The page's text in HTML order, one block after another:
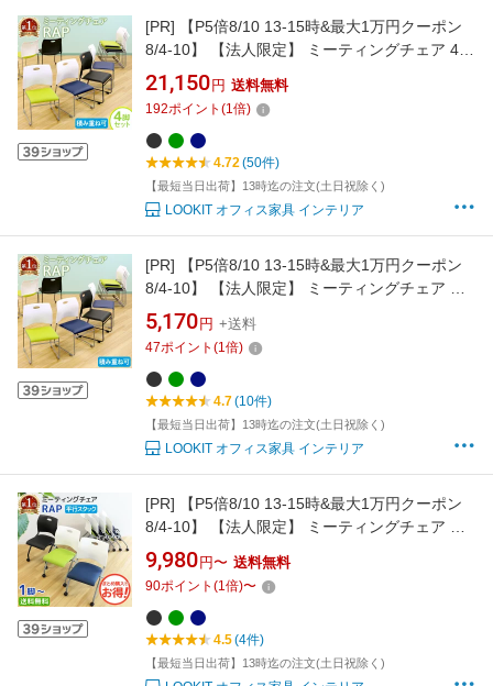
[PR]
【P5倍8/10 13-15時&最大1万円クーポン
8/4-10】 【法人限定】 ミーティングチェア 4脚
セット スタッキングチェア 椅子 スタッキング
会議用椅子 会議チェア 軽量 積み重ね 会議室 完
成品 セミナー NF-Rap-SC-S4
21,150 円 送料無料
192ポイント (1倍)
4.72(50件)
【最短当日出荷】13時迄の注文(土日祝除く)
LOOKIT オフィス家具 インテリア
[PR]
【P5倍8/10 13-15時&最大1万円クーポン
8/4-10】 【法人限定】 ミーティングチェア ス
タッキングチェア 会議用椅子 会議チェア スタ
ック 椅子 軽量 積み重ね 取っ手付き 会議室 休
憩室 オフィス おしゃれ Rap-SC
5,170 円 +送料
47ポイント (1倍)
4.7(10件)
【最短当日出荷】13時迄の注文(土日祝除く)
LOOKIT オフィス家具 インテリア
[PR]
【P5倍8/10 13-15時&最大1万円クーポン
8/4-10】 【法人限定】 ミーティングチェア ネ
スティングチェア 椅子 平行スタッキング 会議
用椅子 会議チェア 軽量 移動 キャスター付 会議
室 完成品 セミナー Rap-NC-S
9,980 円〜 送料無料
90ポイント (1倍)〜
4.5(4件)
【最短当日出荷】13時迄の注文(土日祝除く)